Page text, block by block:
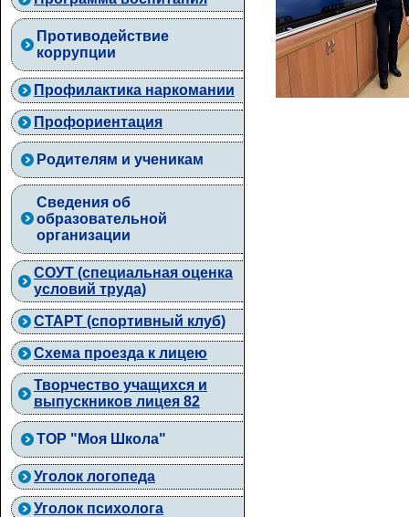
Противодействие
коррупции
Профилактика наркомании
Профориентация
Родителям и ученикам
Сведения об
образовательной
организации
СОУТ (специальная оценка
условий труда)
СТАРТ (спортивный клуб)
Схема проезда к лицею
Творчество учащихся и
выпускников лицея 82
ТОР "Моя Школа"
Уголок логопеда
Уголок психолога